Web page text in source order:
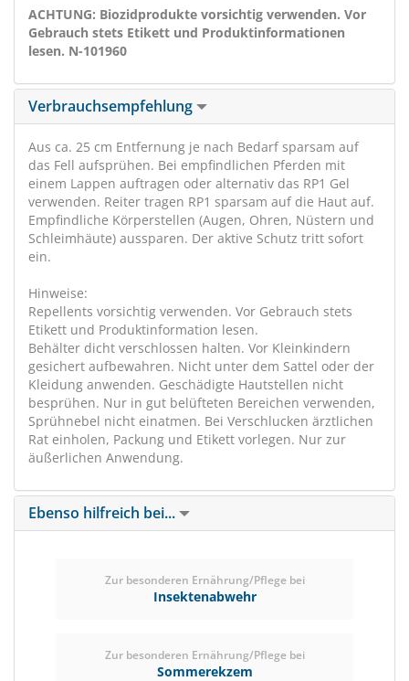
ACHTUNG: Biozidprodukte vorsichtig verwenden. Vor
Gebrauch stets Etikett und Produktinformationen
lesen. N-101960
Verbrauchsempfehlung
Aus ca. 25 cm Entfernung je nach Bedarf sparsam auf
das Fell aufsprühen. Bei empfindlichen Pferden mit
einem Lappen auftragen oder alternativ das RP1 Gel
verwenden. Reiter tragen RP1 sparsam auf die Haut auf.
Empfindliche Körperstellen (Augen, Ohren, Nüstern und
Schleimhäute) aussparen. Der aktive Schutz tritt sofort
ein.
Hinweise:
Repellents vorsichtig verwenden. Vor Gebrauch stets
Etikett und Produktinformation lesen.
Behälter dicht verschlossen halten. Vor Kleinkindern
gesichert aufbewahren. Nicht unter dem Sattel oder der
Kleidung anwenden. Geschädigte Hautstellen nicht
besprühen. Nur in gut belüfteten Bereichen verwenden,
Sprühnebel nicht einatmen. Bei Verschlucken ärztlichen
Rat einholen, Packung und Etikett vorlegen. Nur zur
äußerlichen Anwendung.
Ebenso hilfreich bei...
Zur besonderen Ernährung/Pflege bei
Insektenabwehr
Zur besonderen Ernährung/Pflege bei
Sommerekzem